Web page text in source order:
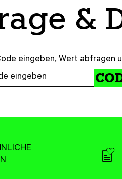
&
eingeben, Wert abfragen